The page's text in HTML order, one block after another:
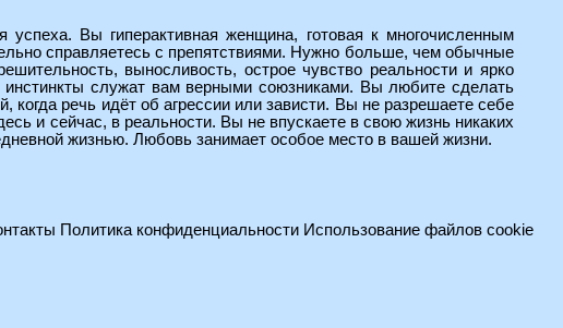
Вы гиперактивная женщина, готовая к многочисленным
справляетесь с препятствиями. Нужно больше, чем обычные
выносливость, острое чувство реальности и ярко
служат вам верными союзниками. Вы любите сделать
когда речь идёт об агрессии или зависти. Вы не разрешаете себе
и сейчас, в реальности. Вы не впускаете в свою жизнь никаких
жизнью. Любовь занимает особое место в вашей жизни.
Политика конфиденциальности Использование файлов cookie